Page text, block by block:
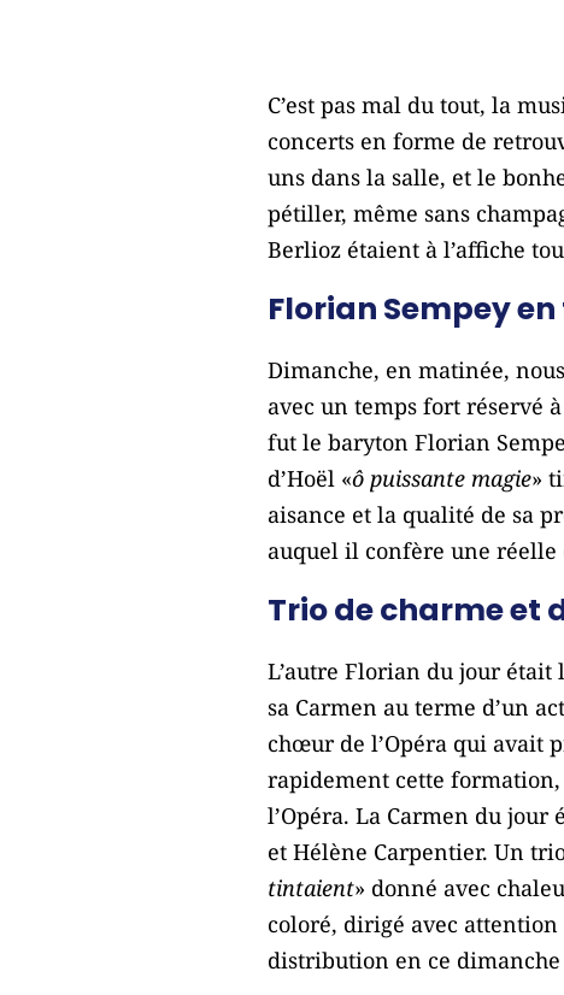
C’est pas mal du tout, la
concerts en forme de
uns dans la salle, et le
pétiller, même sans
Berlioz étaient à l’affiche
Florian Sempey
Dimanche, en matinée,
avec un temps fort réservé à
fut le baryton Florian
d’Hoël «ô puissante magie»
aisance et la qualité de sa
auquel il confère une
Trio de charme et
L’autre Florian du jour
sa Carmen au terme d’un
chœur de l’Opéra qui avait
rapidement cette
l’Opéra. La Carmen du jour
et Hélène Carpentier. Un
tintaient» donné avec
coloré, dirigé avec
distribution en ce